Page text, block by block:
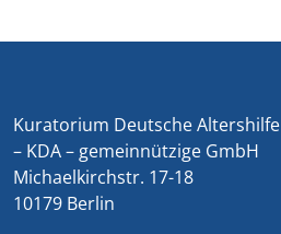
Kuratorium Deutsche Altershilfe
– KDA – gemeinnützige GmbH
Michaelkirchstr. 17-18
10179 Berlin